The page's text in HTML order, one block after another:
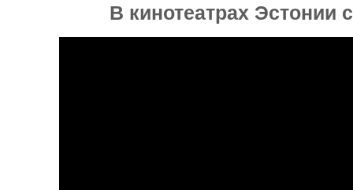
В кинотеатрах Эстонии